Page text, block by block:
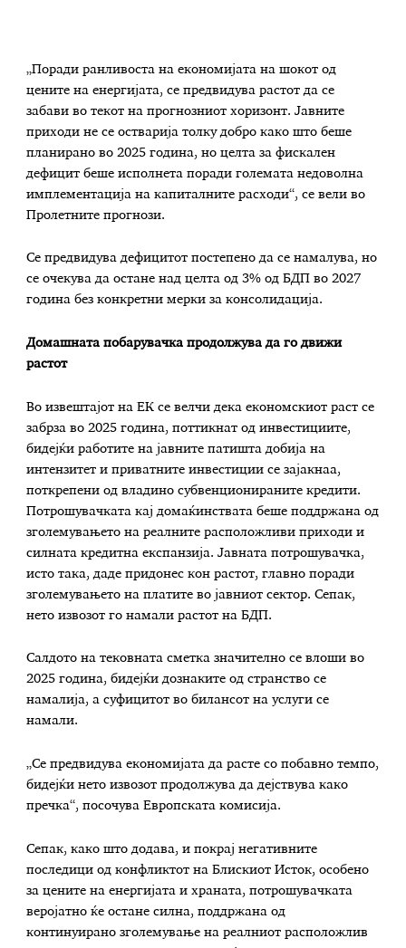
„Поради ранливоста на економијата на шокот од
цените на енергијата, се предвидува растот да се
забави во текот на прогнозниот хоризонт. Јавните
приходи не се остварија толку добро како што беше
планирано во 2025 година, но целта за фискален
дефицит беше исполнета поради големата недоволна
имплементација на капиталните расходи“, се вели во
Пролетните прогнози.
Се предвидува дефицитот постепено да се намалува, но
се очекува да остане над целта од 3% од БДП во 2027
година без конкретни мерки за консолидација.
Домашната побарувачка продолжува да го движи
растот
Во извештајот на ЕК се велчи дека економскиот раст се
забрза во 2025 година, поттикнат од инвестициите,
бидејќи работите на јавните патишта добија на
интензитет и приватните инвестиции се зајакнаа,
поткрепени од владино субвенционираните кредити.
Потрошувачката кај домаќинствата беше поддржана од
зголемувањето на реалните расположливи приходи и
силната кредитна експанзија. Јавната потрошувачка,
исто така, даде придонес кон растот, главно поради
зголемувањето на платите во јавниот сектор. Сепак,
нето извозот го намали растот на БДП.
Салдото на тековната сметка значително се влоши во
2025 година, бидејќи дознаките од странство се
намалија, а суфицитот во билансот на услуги се
намали.
„Се предвидува економијата да расте со побавно темпо,
бидејќи нето извозот продолжува да дејствува како
пречка“, посочува Европската комисија.
Сепак, како што додава, и покрај негативните
последици од конфликтот на Блискиот Исток, особено
за цените на енергијата и храната, потрошувачката
веројатно ќе остане силна, поддржана од
континуирано зголемување на реалниот расположлив